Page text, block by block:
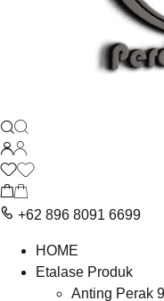
+62 896 8091 6699
HOME
Etalase Produk
Anting Perak